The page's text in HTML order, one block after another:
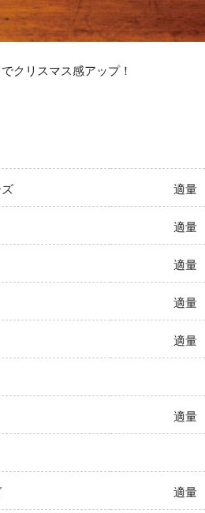
クリスマス感アップ！
適量
適量
適量
適量
適量
適量
適量